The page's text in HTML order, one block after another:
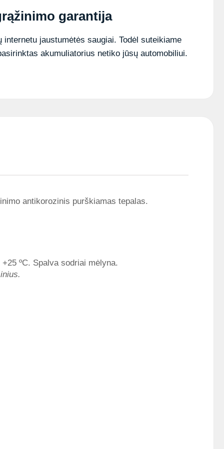
antikorozinis
tepalas
garantija
jaustumėtės saugiai. Todėl suteikiame
akumuliatorius netiko jūsų automobiliui.
antikorozinis purškiamas tepalas.
ºC. Spalva sodriai mėlyna.